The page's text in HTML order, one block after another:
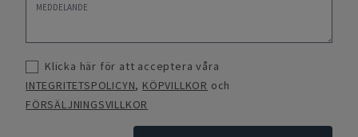
Klicka här för att acceptera våra
INTEGRITETSPOLICYN, KÖPVILLKOR och
FÖRSÄLJNINGSVILLKOR